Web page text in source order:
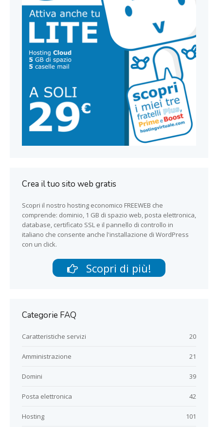
Crea il tuo sito web gratis
Scopri il nostro hosting economico FREEWEB che
comprende: dominio, 1 GB di spazio web, posta elettronica,
database, certificato SSL e il pannello di controllo in
italiano che consente anche l'installazione di WordPress
con un click.
Scopri di più!
Categorie FAQ
20
Caratteristiche servizi
21
Amministrazione
39
Domini
42
Posta elettronica
101
Hosting